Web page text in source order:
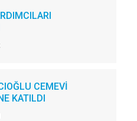
CEMEVİ
KATILDI